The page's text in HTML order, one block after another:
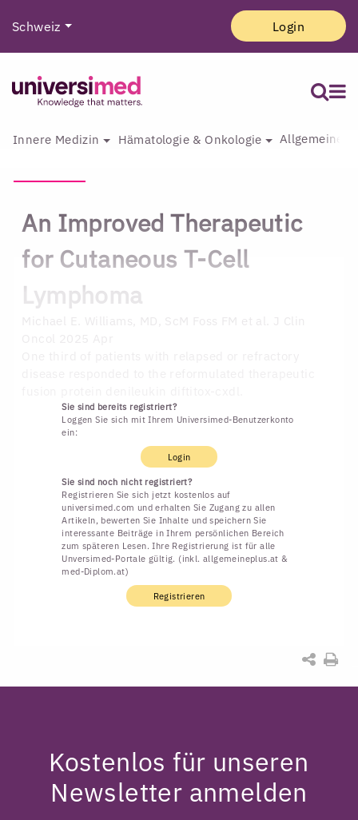
Schweiz Login
Innere Medizin Hämatologie & Onkologie Allgemeine
An Improved Therapeutic
for Cutaneous T-Cell
Lymphoma
Sie sind bereits registriert?
Loggen Sie sich mit Ihrem Universimed-Benutzerkonto
ein:
Login
Sie sind noch nicht registriert?
Registrieren Sie sich jetzt kostenlos auf
universimed.com und erhalten Sie Zugang zu allen
Artikeln, bewerten Sie Inhalte und speichern Sie
interessante Beiträge in Ihrem persönlichen Bereich
zum späteren Lesen. Ihre Registrierung ist für alle
Unversimed-Portale gültig. (inkl. allgemeineplus.at &
med-Diplom.at)
Registrieren
Kostenlos für unseren
Newsletter anmelden